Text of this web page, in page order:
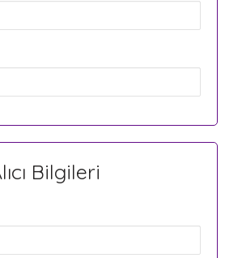
Bilgileri